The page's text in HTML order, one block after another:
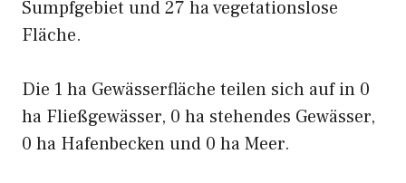
Sumpfgebiet und 27 ha vegetationslose
Fläche.
Die 1 ha Gewässerfläche teilen sich auf in 0
ha Fließgewässer, 0 ha stehendes Gewässer,
0 ha Hafenbecken und 0 ha Meer.